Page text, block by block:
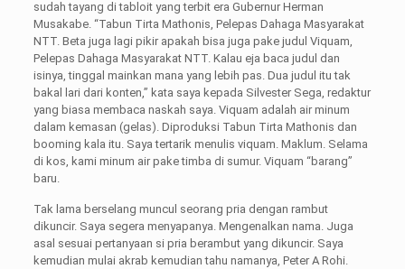
sudah tayang di tabloit yang terbit era Gubernur Herman
Musakabe. “Tabun Tirta Mathonis, Pelepas Dahaga Masyarakat
NTT. Beta juga lagi pikir apakah bisa juga pake judul Viquam,
Pelepas Dahaga Masyarakat NTT. Kalau eja baca judul dan
isinya, tinggal mainkan mana yang lebih pas. Dua judul itu tak
bakal lari dari konten,” kata saya kepada Silvester Sega, redaktur
yang biasa membaca naskah saya. Viquam adalah air minum
dalam kemasan (gelas). Diproduksi Tabun Tirta Mathonis dan
booming kala itu. Saya tertarik menulis viquam. Maklum. Selama
di kos, kami minum air pake timba di sumur. Viquam “barang”
baru.
Tak lama berselang muncul seorang pria dengan rambut
dikuncir. Saya segera menyapanya. Mengenalkan nama. Juga
asal sesuai pertanyaan si pria berambut yang dikuncir. Saya
kemudian mulai akrab kemudian tahu namanya, Peter A Rohi.